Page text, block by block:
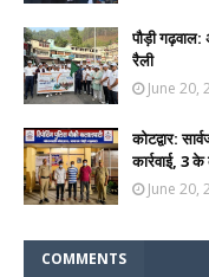
पौड़ी गढ़वाल:
रैली
June 20,
कोटद्वार:
कार्रवाई, 3
June 20,
COMMENTS